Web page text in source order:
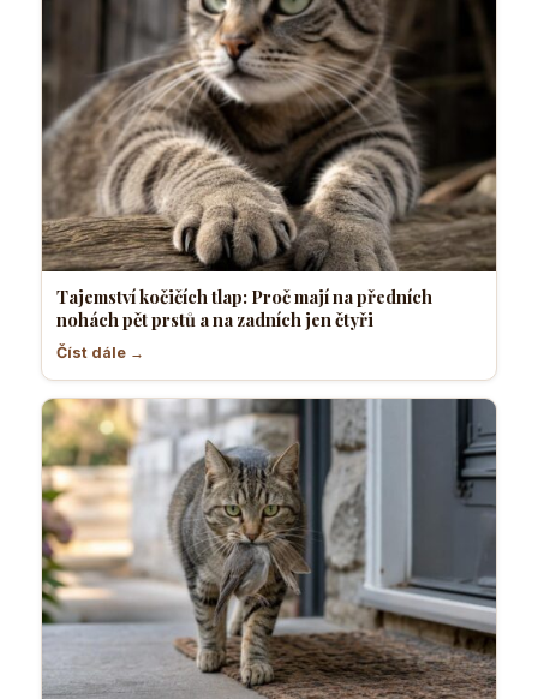
Tajemství kočičích tlap: Proč mají na předních
nohách pět prstů a na zadních jen čtyři
Číst dále →